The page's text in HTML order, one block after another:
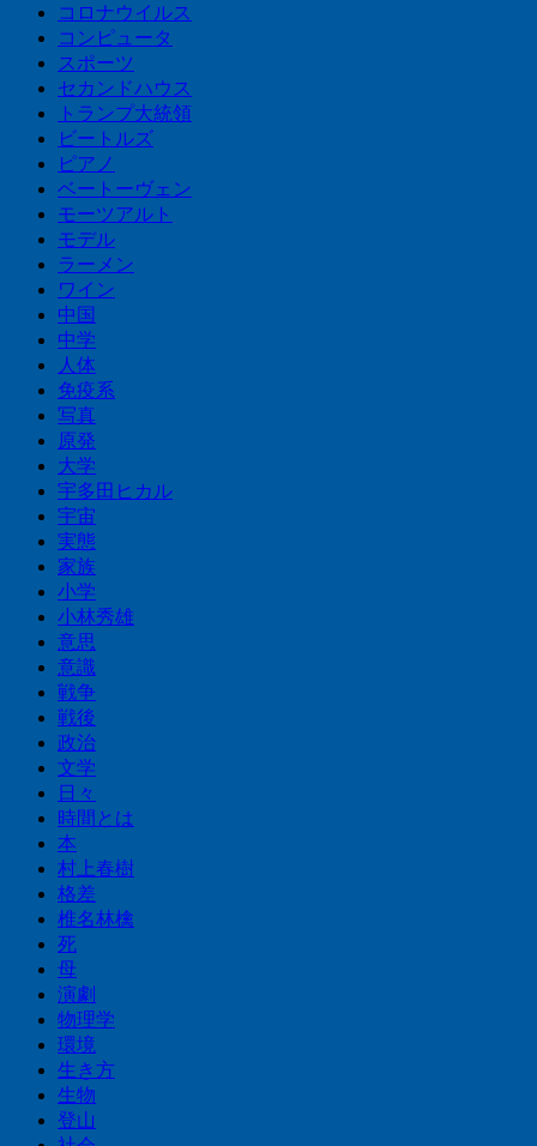
コロナウイルス
コンピュータ
スポーツ
セカンドハウス
トランプ大統領
ビートルズ
ピアノ
ベートーヴェン
モーツアルト
モデル
ラーメン
ワイン
中国
中学
人体
免疫系
写真
原発
大学
宇多田ヒカル
宇宙
実態
家族
小学
小林秀雄
意思
意識
戦争
戦後
政治
文学
日々
時間とは
本
村上春樹
格差
椎名林檎
死
母
演劇
物理学
環境
生き方
生物
登山